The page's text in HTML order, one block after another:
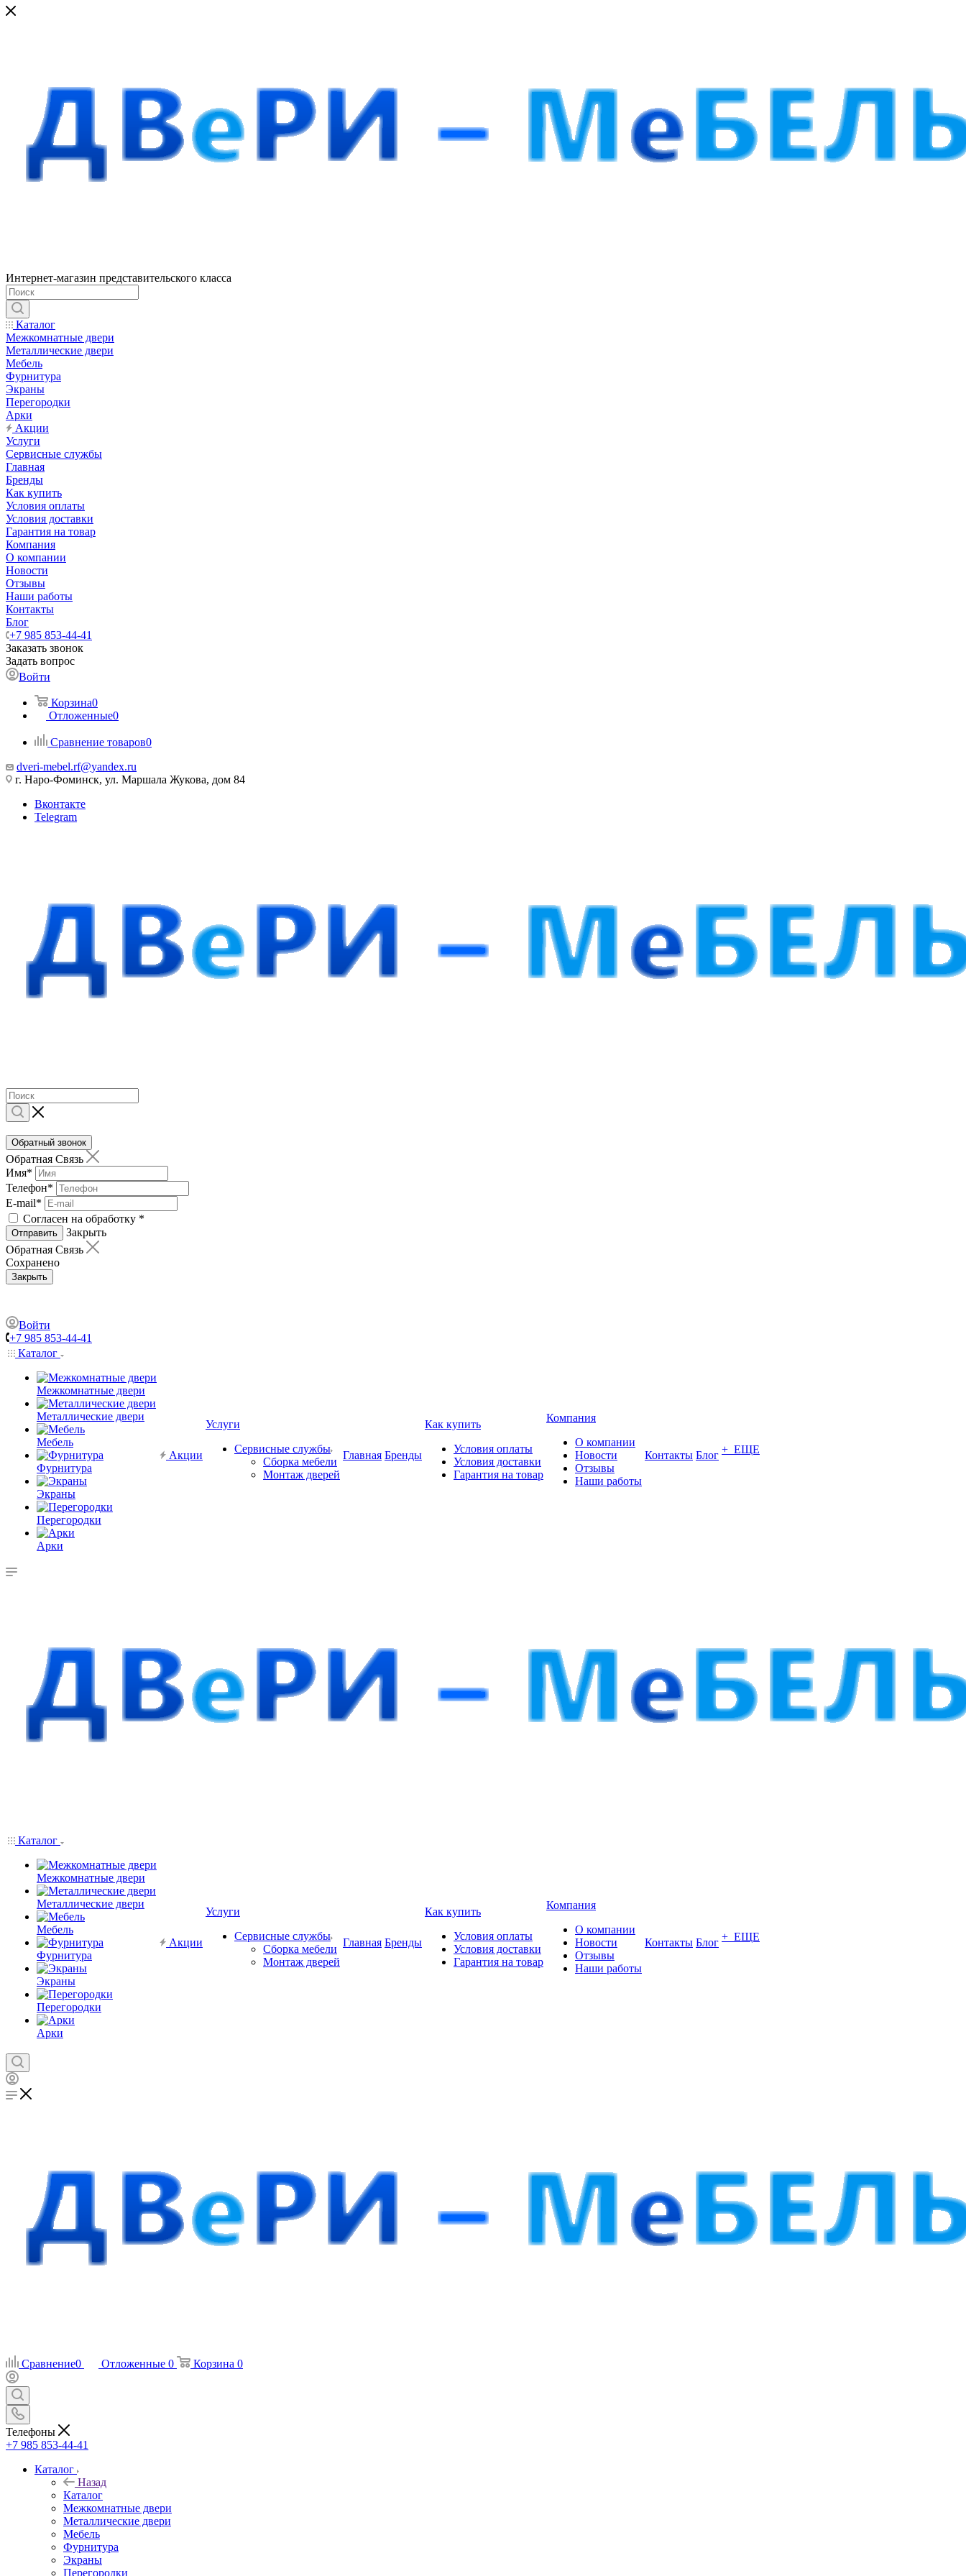
Интернет-магазин представительского класса
Каталог
Межкомнатные двери
Металлические двери
Мебель
Фурнитура
Экраны
Перегородки
Арки
Акции
Услуги
Сервисные службы
Главная
Бренды
Как купить
Условия оплаты
Условия доставки
Гарантия на товар
Компания
О компании
Новости
Отзывы
Наши работы
Контакты
Блог
+7 985 853-44-41
Заказать звонок
Задать вопрос
Войти
Корзина0
Отложенные0
Сравнение товаров0
dveri-mebel.rf@yandex.ru
г. Наро-Фоминск, ул. Маршала Жукова, дом 84
Вконтакте
Telegram
Обратный звонок
Обратная Связь
Имя*
Телефон*
E-mail*
Согласен на обработку *
Отправить
Закрыть
Обратная Связь
Сохранено
Закрыть
Войти
+7 985 853-44-41
Каталог
Межкомнатные двери
Металлические двери
Мебель
Фурнитура
Экраны
Перегородки
Арки
Акции
Услуги
Сервисные службы
Сборка мебели
Монтаж дверей
Главная Бренды
Как купить
Условия оплаты
Условия доставки
Гарантия на товар
Компания
О компании
Новости
Отзывы
Наши работы
Контакты Блог + ЕЩЕ
Каталог
Межкомнатные двери
Металлические двери
Мебель
Фурнитура
Экраны
Перегородки
Арки
Акции
Услуги
Сервисные службы
Сборка мебели
Монтаж дверей
Главная Бренды
Как купить
Условия оплаты
Условия доставки
Гарантия на товар
Компания
О компании
Новости
Отзывы
Наши работы
Контакты Блог + ЕЩЕ
Сравнение0 Отложенные 0 Корзина 0
Телефоны
+7 985 853-44-41
Каталог
Назад
Каталог
Межкомнатные двери
Металлические двери
Мебель
Фурнитура
Экраны
Перегородки